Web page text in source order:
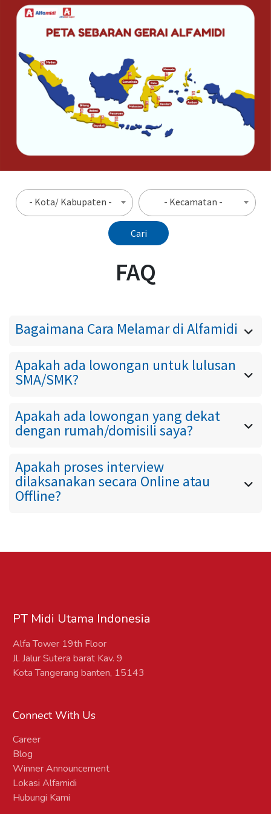
- Kota/ Kabupaten - - Kecamatan -
Cari
FAQ
Bagaimana Cara Melamar di Alfamidi
di portal ini, sesuaikgan dengan
kualifikasi anda
Apakah ada lowongan untuk lulusan
SMA/SMK?
Store atau Helper
Apakah ada lowongan yang dekat
dengan rumah/domisili saya?
tersebar di seluruh Indonesia,
sekarang anda bisa cek lowongan
yang tersedia berdasarkan wilayah
Apakah proses interview
dilaksanakan secara Online atau
Offline?
Offline menyesuaikan kebutuhan
PT Midi Utama Indonesia
Alfa Tower 19th Floor
Jl. Jalur Sutera barat Kav. 9
Kota Tangerang banten, 15143
Connect With Us
Career
Blog
Winner Announcement
Lokasi Alfamidi
Hubungi Kami